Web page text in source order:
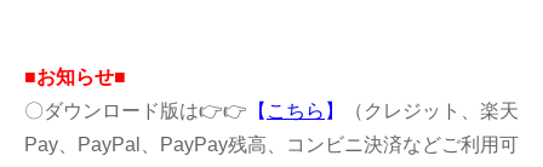
■お知らせ■
〇ダウンロード版は👉👉 【 こちら 】
（クレジット、楽天
Pay、PayPal、PayPay残高、コンビニ決済などご利用可